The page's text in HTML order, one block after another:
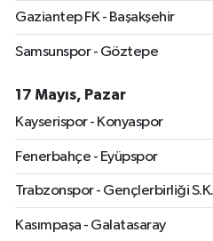
Gaziantep FK - Başakşehir
Samsunspor - Göztepe
17 Mayıs, Pazar
Kayserispor - Konyaspor
Fenerbahçe - Eyüpspor
Trabzonspor - Gençlerbirliği S.K.
Kasımpaşa - Galatasaray